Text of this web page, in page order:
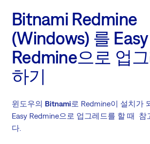
Bitnami Redmine
(Windows) 를 Easy
Redmine으로 업
하기
윈도우의 Bitnami 로 Redmine이 설치가
Easy Redmine으로 업그레드를 할 때 참
다.